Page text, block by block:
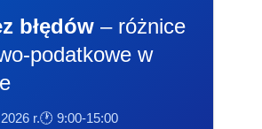
błędów – różnice
podatkowe w
r.🕐 9:00-15:00